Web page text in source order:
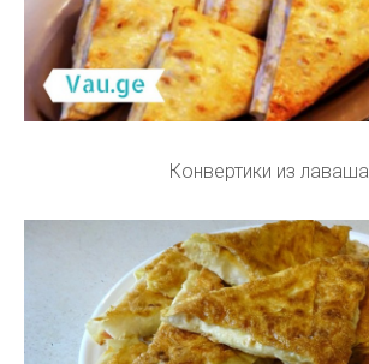
Конвертики из лаваша